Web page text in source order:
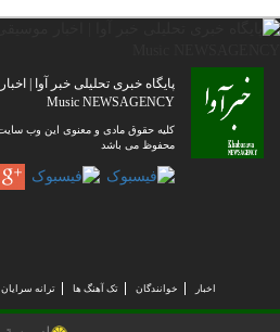
Music NEWSAGENCY
کلیه حقوق مادی و معنوی این وب سایت
محفوظ می باشد
اخبار خوانندگان تک آهنگ ها ترانه سرایان